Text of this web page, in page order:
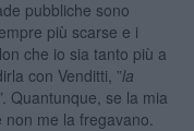
pubbliche sono
più scarse e i
che io sia tanto più a
con Venditti, ”la
. Quantunque, se la mia
me la fregavano.